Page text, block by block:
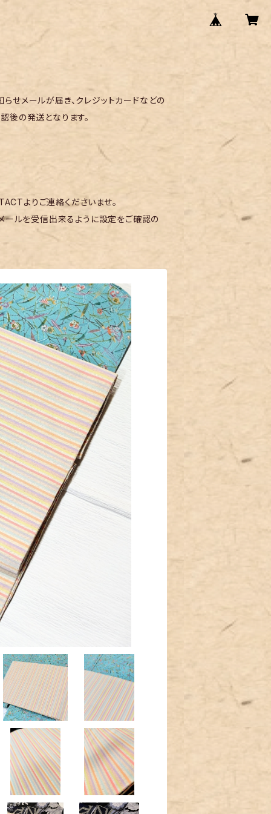
せメールが届き、クレジットカードなどの
の発送となります。
よりご連絡くださいませ。
ールを受信出来るように設定をご確認の